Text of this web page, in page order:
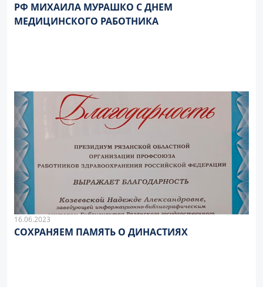
РФ МИХАИЛА МУРАШКО С ДНЕМ
МЕДИЦИНСКОГО РАБОТНИКА
16.06.2023
СОХРАНЯЕМ ПАМЯТЬ О ДИНАСТИЯХ